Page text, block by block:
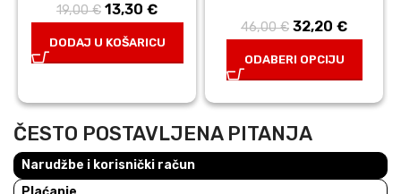
19,00€
Izvorna
19,00 €.
13,30 €
13,30 €.
DODAJ U KOŠARICU
46,00€
Izvorna
46,00 €.
32,20 €
ODABERI OPCIJU
ČESTO POSTAVLJENA PITANJA
Narudžbe i korisnički račun